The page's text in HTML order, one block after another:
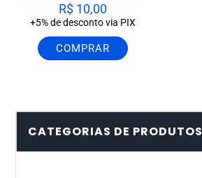
R$10,00
+5% de desconto via PIX
COMPRAR
CATEGORIAS DE PRODUTOS